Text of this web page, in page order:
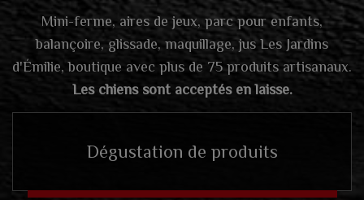
Mini-ferme, aires de jeux, parc pour enfants,
balançoire, glissade, maquillage, jus Les Jardins
d'Émilie, boutique avec plus de 75 produits artisanaux.
Les chiens sont acceptés en laisse.
Dégustation de produits